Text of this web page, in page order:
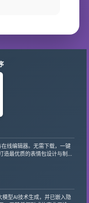
线编辑器。无需下载，一键
造最优质的表情包设计与制作
模型AI技术生成，并已嵌入隐